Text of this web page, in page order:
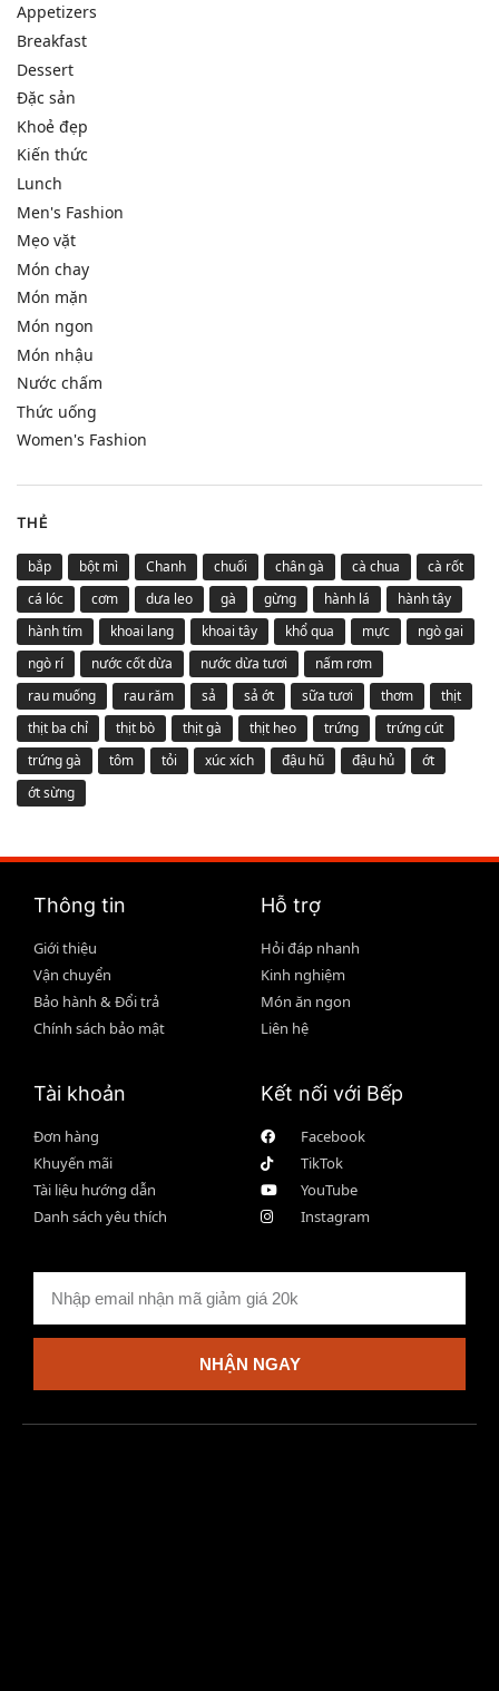
Appetizers
Breakfast
Dessert
Đặc sản
Khoẻ đẹp
Kiến thức
Lunch
Men's Fashion
Mẹo vặt
Món chay
Món mặn
Món ngon
Món nhậu
Nước chấm
Thức uống
Women's Fashion
THẺ
bắp bột mì Chanh chuối chân gà cà chua
cà rốt
cá lóc
cơm dưa leo gà gừng hành lá
hành tây
hành tím
khoai lang khoai tây khổ qua mực
ngò gai
ngò rí
nước cốt dừa nước dừa tươi
nấm rơm
rau muống
rau răm sả sả ớt sữa tươi thơm
thịt
thịt ba chỉ
thịt bò thịt gà thịt heo trứng
trứng cút
trứng gà
tôm tỏi xúc xích đậu hũ đậu hủ
ớt
ớt sừng
Thông tin
Giới thiệu
Vận chuyển
Bảo hành & Đổi trả
Chính sách bảo mật
Hỗ trợ
Hỏi đáp nhanh
Kinh nghiệm
Món ăn ngon
Liên hệ
Tài khoản
Đơn hàng
Khuyến mãi
Tài liệu hướng dẫn
Danh sách yêu thích
Kết nối với Bếp
Facebook
TikTok
YouTube
Instagram
NHẬN NGAY